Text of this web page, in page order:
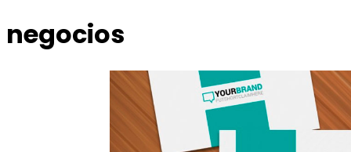
negocios